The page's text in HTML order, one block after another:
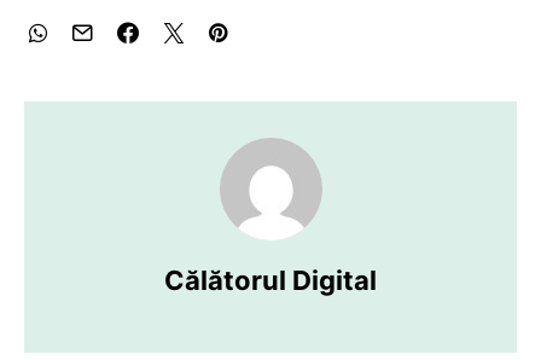
Călătorul Digital